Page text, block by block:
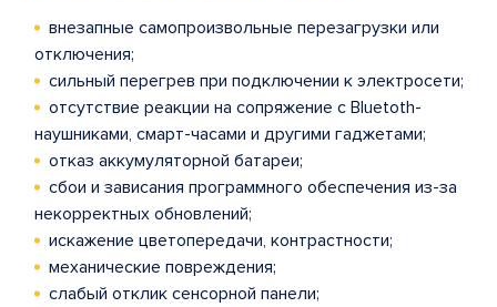
внезапные самопроизвольные перезагрузки или
отключения;
сильный перегрев при подключении к электросети;
отсутствие реакции на сопряжение с Bluetoth-
наушниками, смарт-часами и другими гаджетами;
отказ аккумуляторной батареи;
сбои и зависания программного обеспечения из-за
некорректных обновлений;
искажение цветопередачи, контрастности;
механические повреждения;
слабый отклик сенсорной панели;